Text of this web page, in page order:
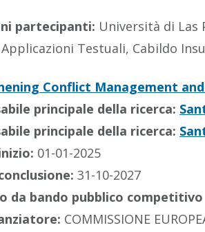
partecipanti: Università di Las
Testuali, Cabildo
Conflict Management
principale della ricerca:
principale della ricerca:
01-01-2025
31-10-2027
da bando pubblico competitivo
COMMISSIONE